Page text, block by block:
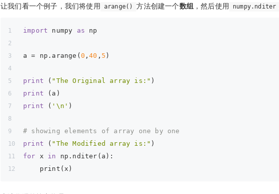
让我们看一个例子，我们将使用 arange() 方法创建一个数组 ，然后使用 numpy.nditer
import numpy as np
a = np.arange( 0 ,40 , 5 )
print ( "The Original array is:" )
print (a)
print ( '\n' )
# showing elements of array one by one
print ( "The Modified array is:" )
for x in
np.nditer(a):
    print(x)